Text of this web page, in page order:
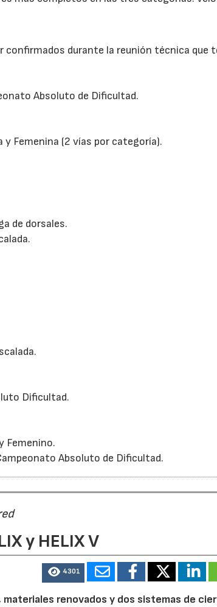
confirmados durante la reunión técnica que
Absoluto de Dificultad.
Femenina (2 vías por categoría).
de dorsales.
Dificultad.
Femenino.
Absoluto de Dificultad.
y HELIX V
4301
materiales renovados y dos sistemas de